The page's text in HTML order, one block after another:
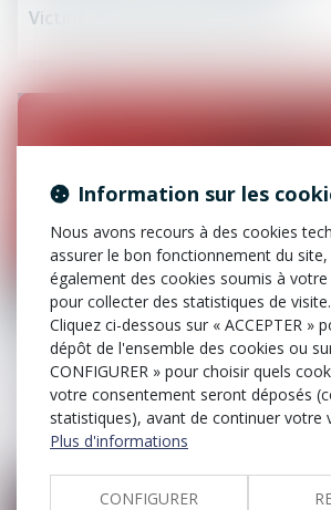
Victime d’une infraction pénale
Procédure pénale
03
avr.
La procédure en schéma
Information sur les
Nous avons recours à des cookies
assurer le bon fonctionnement du
également des cookies soumis à
pour collecter des statistiques de visite.
Cliquez ci-dessous sur « ACCEPTER »
dépôt de l'ensemble des cookies ou
CONFIGURER » pour choisir quels
votre consentement seront déposés
statistiques), avant de continuer votre
Plus d'informations
CONFIGURER